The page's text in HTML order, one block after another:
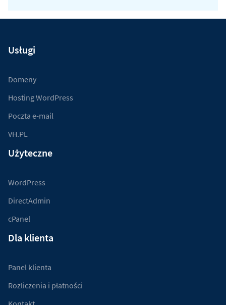
Usługi
Domeny
Hosting WordPress
Poczta e-mail
VH.PL
Użyteczne
WordPress
DirectAdmin
cPanel
Dla klienta
Panel klienta
Rozliczenia i płatności